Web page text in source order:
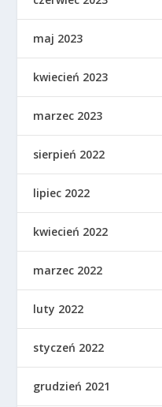
maj 2023
kwiecień 2023
marzec 2023
sierpień 2022
lipiec 2022
kwiecień 2022
marzec 2022
luty 2022
styczeń 2022
grudzień 2021